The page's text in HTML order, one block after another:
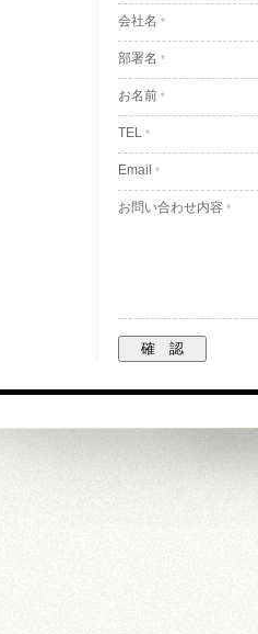
会社名 *
部署名 *
お名前 *
TEL *
Email *
お問い合わせ内容 *